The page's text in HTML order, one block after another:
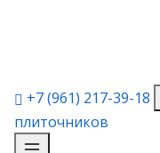
+7 (961) 217-39-18
плиточников